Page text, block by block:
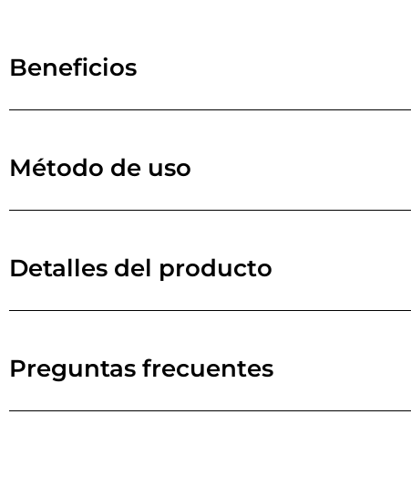
Beneficios
Método de uso
Detalles del producto
Preguntas frecuentes